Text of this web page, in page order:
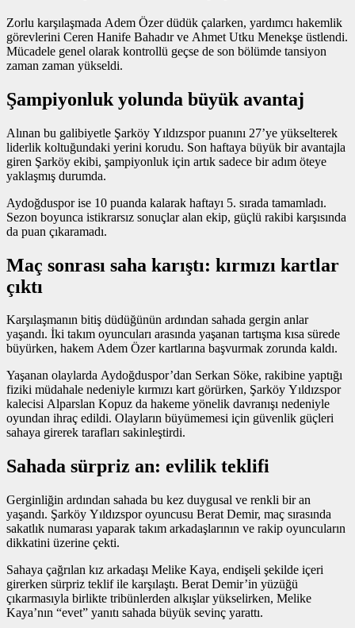
Zorlu karşılaşmada Adem Özer düdük çalarken, yardımcı hakemlik
görevlerini Ceren Hanife Bahadır ve Ahmet Utku Menekşe üstlendi.
Mücadele genel olarak kontrollü geçse de son bölümde tansiyon
zaman zaman yükseldi.
Şampiyonluk yolunda büyük avantaj
Alınan bu galibiyetle Şarköy Yıldızspor puanını 27’ye yükselterek
liderlik koltuğundaki yerini korudu. Son haftaya büyük bir avantajla
giren Şarköy ekibi, şampiyonluk için artık sadece bir adım öteye
yaklaşmış durumda.
Aydoğduspor ise 10 puanda kalarak haftayı 5. sırada tamamladı.
Sezon boyunca istikrarsız sonuçlar alan ekip, güçlü rakibi karşısında
da puan çıkaramadı.
Maç sonrası saha karıştı: kırmızı kartlar
çıktı
Karşılaşmanın bitiş düdüğünün ardından sahada gergin anlar
yaşandı. İki takım oyuncuları arasında yaşanan tartışma kısa sürede
büyürken, hakem Adem Özer kartlarına başvurmak zorunda kaldı.
Yaşanan olaylarda Aydoğduspor’dan Serkan Söke, rakibine yaptığı
fiziki müdahale nedeniyle kırmızı kart görürken, Şarköy Yıldızspor
kalecisi Alparslan Kopuz da hakeme yönelik davranışı nedeniyle
oyundan ihraç edildi. Olayların büyümemesi için güvenlik güçleri
sahaya girerek tarafları sakinleştirdi.
Sahada sürpriz an: evlilik teklifi
Gerginliğin ardından sahada bu kez duygusal ve renkli bir an
yaşandı. Şarköy Yıldızspor oyuncusu Berat Demir, maç sırasında
sakatlık numarası yaparak takım arkadaşlarının ve rakip oyuncuların
dikkatini üzerine çekti.
Sahaya çağrılan kız arkadaşı Melike Kaya, endişeli şekilde içeri
girerken sürpriz teklif ile karşılaştı. Berat Demir’in yüzüğü
çıkarmasıyla birlikte tribünlerden alkışlar yükselirken, Melike
Kaya’nın “evet” yanıtı sahada büyük sevinç yarattı.